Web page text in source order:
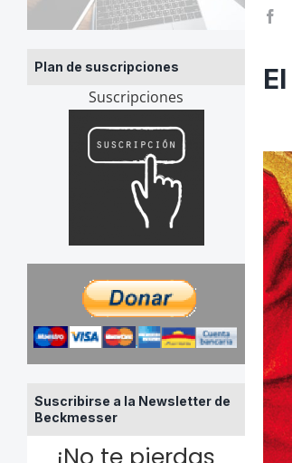
Plan de suscripciones
Suscripciones
Suscribirse a la Newsletter de
Beckmesser